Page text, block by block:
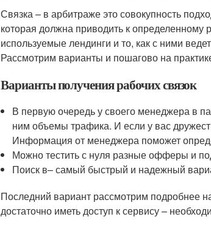
Связка – в арбитраже это совокупность
которая должна приводить к
используемые лендинги и то, как с ними
Рассмотрим варианты и пошагово на
Варианты получения рабочих связок
В первую очередь у своего менеджера в
ним объемы трафика. И если у вас
Информация от менеджера поможет
Можно тестить с нуля разные офферы и
Поиск в– самый быстрый и надежный
Последний вариант рассмотрим подробнее
достаточно иметь доступ к сервису –